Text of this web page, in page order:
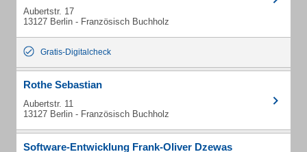
Aubertstr. 17
13127 Berlin - Französisch Buchholz
Gratis-Digitalcheck
Rothe Sebastian
Aubertstr. 11
13127 Berlin - Französisch Buchholz
Software-Entwicklung Frank-Oliver Dzewas